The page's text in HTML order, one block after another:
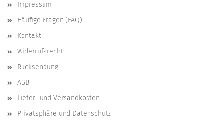
Impressum
Häufige Fragen (FAQ)
Kontakt
Widerrufsrecht
Rücksendung
AGB
Liefer- und Versandkosten
Privatsphäre und Datenschutz